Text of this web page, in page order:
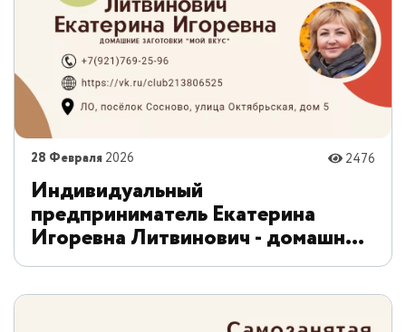
28 Февраля 2026 2476
Индивидуальный
предприниматель Екатерина
Игоревна Литвинович - домашние
заготовки «Мой Вкус»